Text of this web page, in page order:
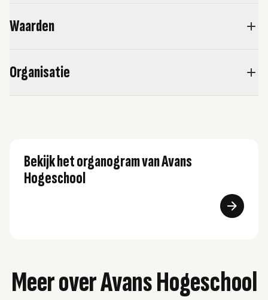
Waarden
Organisatie
Bekijk het organogram van Avans
Hogeschool
Meer over Avans Hogeschool